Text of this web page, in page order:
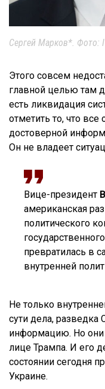
Сергей Марков*. Фото:
Этого совсем
главной целью там
есть ликвидация
отметить то, что
достоверной
Он не владеет
Вице-президент
американская
политического
превратилась в
внутренней
Не только
сути дела,
информацию. Но они
лице Трампа. И его
состоянии сегодня
Украине.